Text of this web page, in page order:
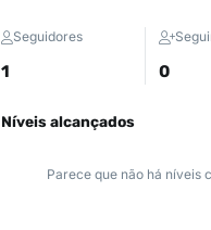
Seguidores
1 0
Níveis alcançados
Parece que não há níveis